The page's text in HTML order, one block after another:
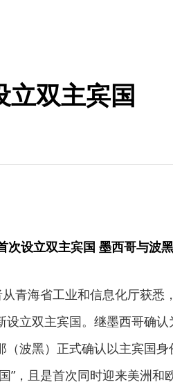
立双主宾国
次设立双主宾国 墨西哥与波
青海省工业和信息化厅获悉
设立双主宾国。继墨西哥确
（波黑）正式确认以主宾国
”，且是首次同时迎来美洲